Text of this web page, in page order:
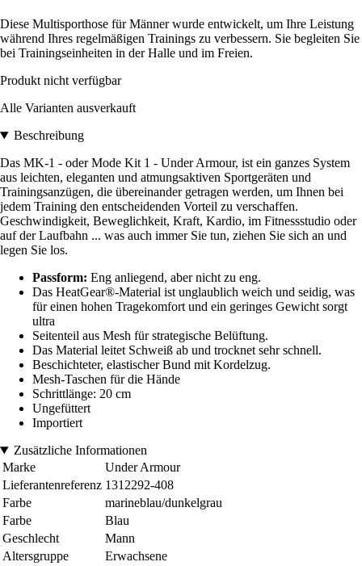
Diese Multisporthose für Männer wurde entwickelt, um Ihre Leistung
während Ihres regelmäßigen Trainings zu verbessern. Sie begleiten Sie
bei Trainingseinheiten in der Halle und im Freien.
Produkt nicht verfügbar
Alle Varianten ausverkauft
Beschreibung
Das MK-1 - oder Mode Kit 1 - Under Armour, ist ein ganzes System
aus leichten, eleganten und atmungsaktiven Sportgeräten und
Trainingsanzügen, die übereinander getragen werden, um Ihnen bei
jedem Training den entscheidenden Vorteil zu verschaffen.
Geschwindigkeit, Beweglichkeit, Kraft, Kardio, im Fitnessstudio oder
auf der Laufbahn ... was auch immer Sie tun, ziehen Sie sich an und
legen Sie los.
Passform: Eng anliegend, aber nicht zu eng.
Das HeatGear®-Material ist unglaublich weich und seidig, was
für einen hohen Tragekomfort und ein geringes Gewicht sorgt
ultra
Seitenteil aus Mesh für strategische Belüftung.
Das Material leitet Schweiß ab und trocknet sehr schnell.
Beschichteter, elastischer Bund mit Kordelzug.
Mesh-Taschen für die Hände
Schrittlänge: 20 cm
Ungefüttert
Importiert
Zusätzliche Informationen
Marke
Under Armour
Lieferantenreferenz 1312292-408
Farbe
marineblau/dunkelgrau
Farbe
Blau
Geschlecht
Mann
Altersgruppe
Erwachsene